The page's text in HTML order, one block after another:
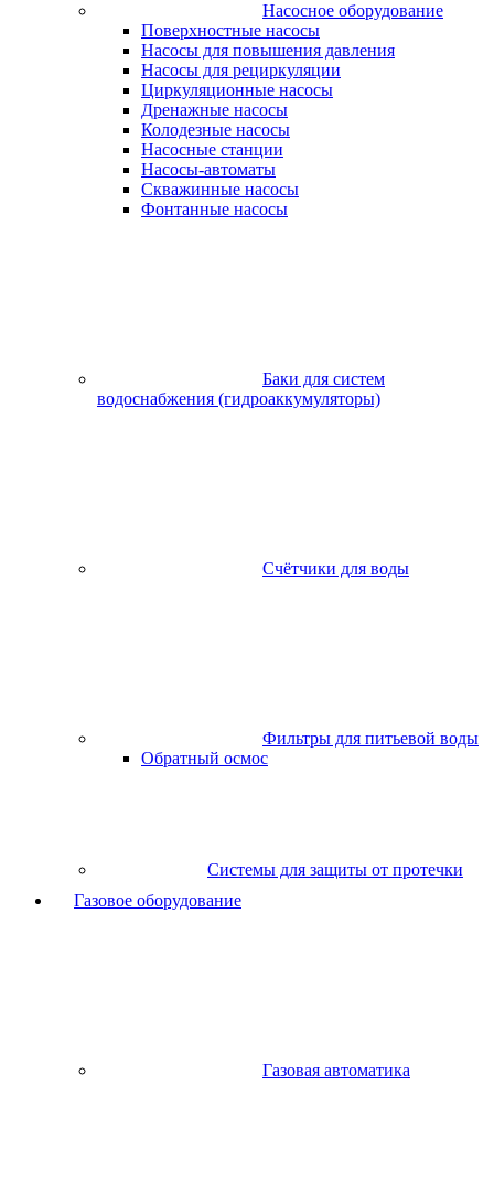
Насосное оборудование
Поверхностные насосы
Насосы для повышения давления
Насосы для рециркуляции
Циркуляционные насосы
Дренажные насосы
Колодезные насосы
Насосные станции
Насосы-автоматы
Скважинные насосы
Фонтанные насосы
Баки для систем
водоснабжения (гидроаккумуляторы)
Счётчики для воды
Фильтры для питьевой воды
Обратный осмос
Системы для защиты от протечки
Газовое оборудование
Газовая автоматика